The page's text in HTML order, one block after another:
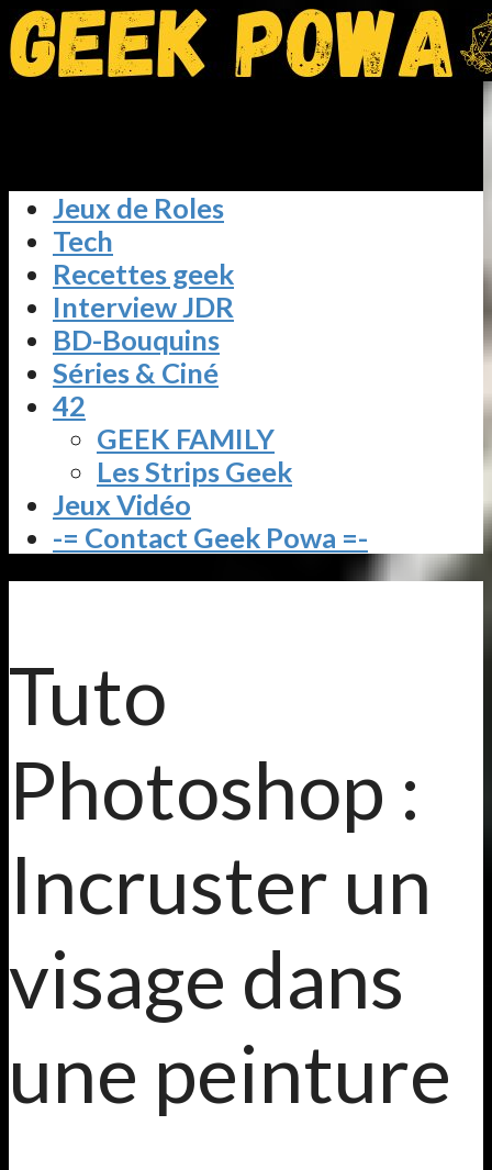
Jeux de Roles
Tech
Recettes geek
Interview JDR
BD-Bouquins
Séries & Ciné
42
GEEK FAMILY
Les Strips Geek
Jeux Vidéo
-= Contact Geek Powa =-
Tuto
Photoshop :
Incruster un
visage dans
une peinture